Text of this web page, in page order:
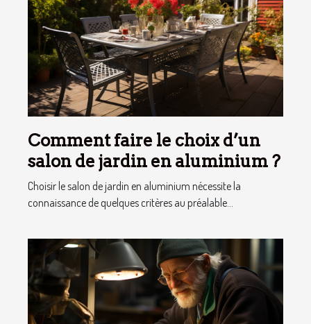
Comment faire le choix d’un
salon de jardin en aluminium ?
Choisir le salon de jardin en aluminium nécessite la
connaissance de quelques critères au préalable...